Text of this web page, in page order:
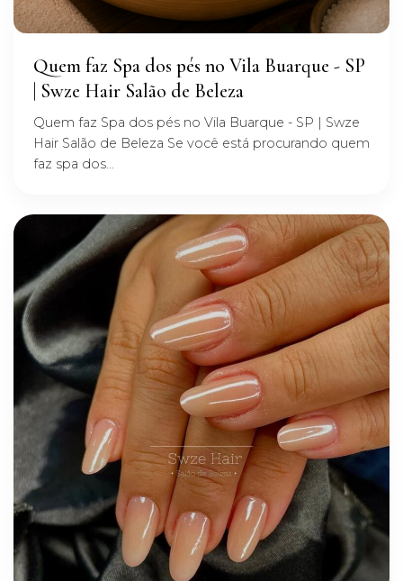
Quem faz Spa dos pés no Vila Buarque - SP
| Swze Hair Salão de Beleza
Quem faz Spa dos pés no Vila Buarque - SP | Swze
Hair Salão de Beleza Se você está procurando quem
faz spa dos...